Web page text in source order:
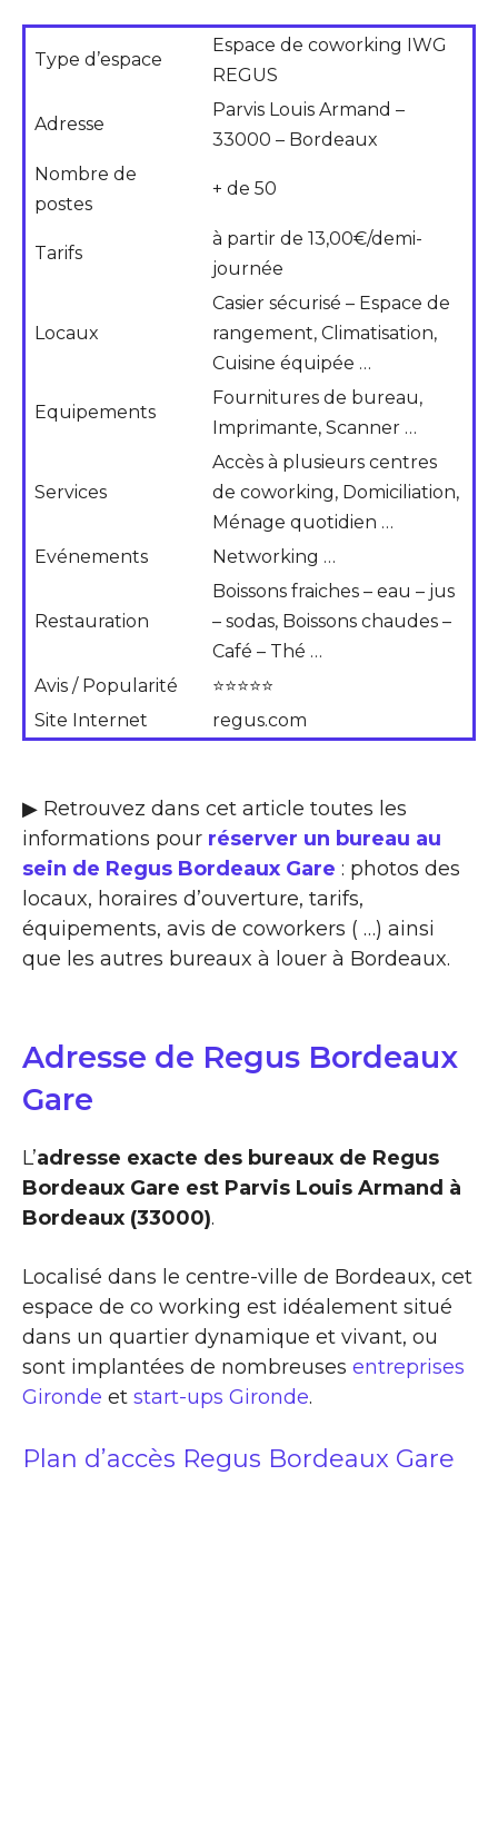
Type d’espace
Espace de coworking IWG
REGUS
Adresse
Parvis Louis Armand –
33000 – Bordeaux
Nombre de
postes
+ de 50
Tarifs
à partir de 13,00€/demi-
journée
Locaux
Casier sécurisé – Espace de
rangement, Climatisation,
Cuisine équipée …
Equipements
Fournitures de bureau,
Imprimante, Scanner …
Services
Accès à plusieurs centres
de coworking, Domiciliation,
Ménage quotidien …
Evénements
Networking …
Restauration
Boissons fraiches – eau – jus
– sodas, Boissons chaudes –
Café – Thé …
Avis / Popularité
⭐⭐⭐⭐⭐
Site Internet
regus.com
▶ Retrouvez dans cet article toutes les
informations pour réserver un bureau au
sein de Regus Bordeaux Gare : photos des
locaux, horaires d’ouverture, tarifs,
équipements, avis de coworkers ( …) ainsi
que les autres bureaux à louer à Bordeaux.
Adresse de Regus Bordeaux
Gare
L’adresse exacte des bureaux de Regus
Bordeaux Gare est Parvis Louis Armand à
Bordeaux (33000).
Localisé dans le centre-ville de Bordeaux, cet
espace de co working est idéalement situé
dans un quartier dynamique et vivant, ou
sont implantées de nombreuses entreprises
Gironde et start-ups Gironde.
Plan d’accès Regus Bordeaux Gare